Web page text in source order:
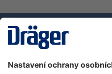
Zákaznická infolinka